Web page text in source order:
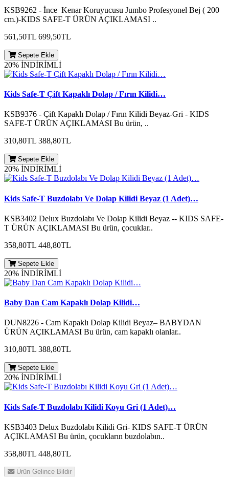
KSB9262 - İnce Kenar Koruyucusu Jumbo Profesyonel Bej ( 200
cm.)-KIDS SAFE-T ÜRÜN AÇIKLAMASI ..
561,50TL 699,50TL
Sepete Ekle
20% İNDİRİMLİ
Kids Safe-T Çift Kapaklı Dolap / Fırın Kilidi…
KSB9376 - Çift Kapaklı Dolap / Fırın Kilidi Beyaz-Gri - KIDS
SAFE-T ÜRÜN AÇIKLAMASI Bu ürün, ..
310,80TL 388,80TL
Sepete Ekle
20% İNDİRİMLİ
Kids Safe-T Buzdolabı Ve Dolap Kilidi Beyaz (1 Adet)…
KSB3402 Delux Buzdolabı Ve Dolap Kilidi Beyaz -- KIDS SAFE-
T ÜRÜN AÇIKLAMASI Bu ürün, çocuklar..
358,80TL 448,80TL
Sepete Ekle
20% İNDİRİMLİ
Baby Dan Cam Kapaklı Dolap Kilidi…
DUN8226 - Cam Kapaklı Dolap Kilidi Beyaz– BABYDAN
ÜRÜN AÇIKLAMASI Bu ürün, cam kapaklı olanlar..
310,80TL 388,80TL
Sepete Ekle
20% İNDİRİMLİ
Kids Safe-T Buzdolabı Kilidi Koyu Gri (1 Adet)…
KSB3403 Delux Buzdolabı Kilidi Gri- KIDS SAFE-T ÜRÜN
AÇIKLAMASI Bu ürün, çocukların buzdolabın..
358,80TL 448,80TL
Ürün Gelince Bildir